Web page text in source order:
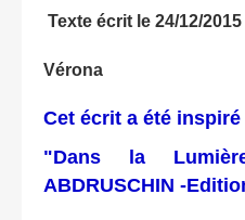
Texte écrit le 24/12/2015
Vérona
Cet écrit a été
"Dans la
ABDRUSCHIN -